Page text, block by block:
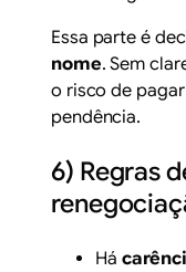
Essa parte é
nome. Sem
o risco de
pendência.
6) Regras
Há